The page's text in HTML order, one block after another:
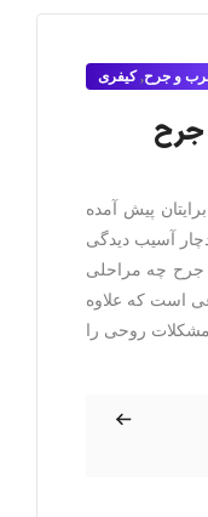
و جرح,کیفری
پیش آمده
آسیب دیدگی
جرح چه مراحلی
است که علاوه
روحی را